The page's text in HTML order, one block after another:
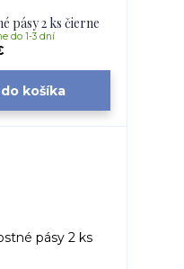
pásy 2 ks čierne
do 1-3 dní
košíka